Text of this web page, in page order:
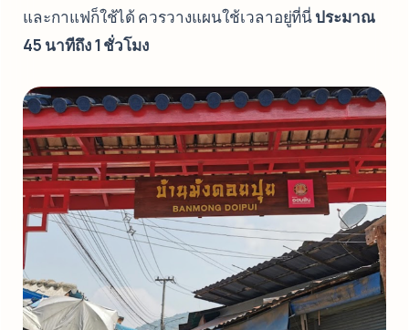
และกาแฟก็ใช้ได้ ควรวางแผนใช้เวลาอยู่ที่นี่ประมาณ
45 นาทีถึง 1 ชั่วโมง